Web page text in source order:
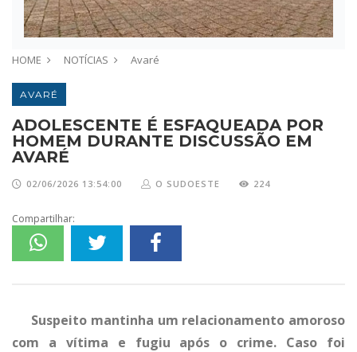
HOME NOTÍCIAS Avaré
AVARÉ
ADOLESCENTE É ESFAQUEADA POR
HOMEM DURANTE DISCUSSÃO EM
AVARÉ
02/06/2026 13:54:00 O SUDOESTE 224
Compartilhar:
Suspeito mantinha um relacionamento amoroso
com a vítima e fugiu após o crime. Caso foi